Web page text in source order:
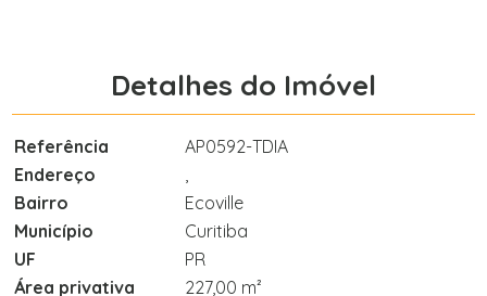
Detalhes do Imóvel
Referência
AP0592-TDIA
Endereço
,
Bairro
Ecoville
Município
Curitiba
UF
PR
Área privativa
227,00 m²